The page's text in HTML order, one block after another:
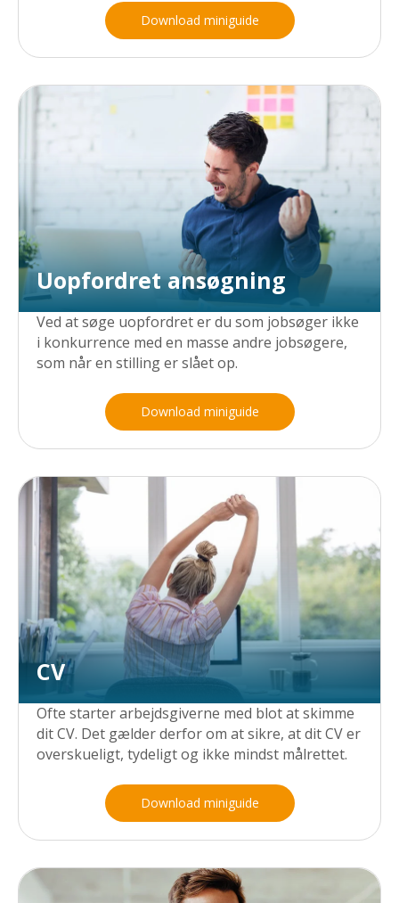
Download miniguide
Uopfordret ansøgning
Ved at søge uopfordret er du som jobsøger ikke
i konkurrence med en masse andre jobsøgere,
som når en stilling er slået op.
Download miniguide
CV
Ofte starter arbejdsgiverne med blot at skimme
dit CV. Det gælder derfor om at sikre, at dit CV er
overskueligt, tydeligt og ikke mindst målrettet.
Download miniguide